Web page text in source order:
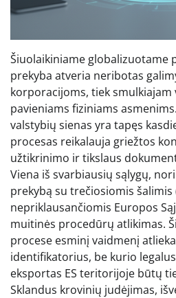
Šiuolaikiniame globalizuotame
prekyba atveria neribotas
korporacijoms, tiek smulkiajam
pavieniams fiziniams
valstybių sienas yra tapęs
procesas reikalauja griežtos
užtikrinimo ir tikslaus
Viena iš svarbiausių sąlygų,
prekybą su trečiosiomis šalimis
nepriklausančiomis Europos
muitinės procedūrų atlikimas.
procese esminį vaidmenį
identifikatorius, be kurio
eksportas ES teritorijoje būtų
Sklandus krovinių judėjimas,